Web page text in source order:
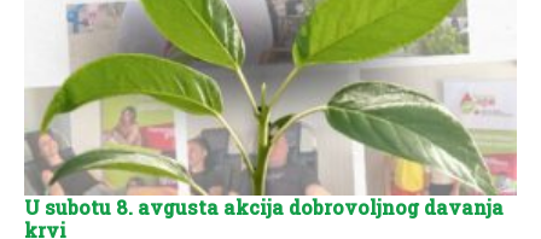
U subotu 8. avgusta akcija dobrovoljnog davanja
krvi